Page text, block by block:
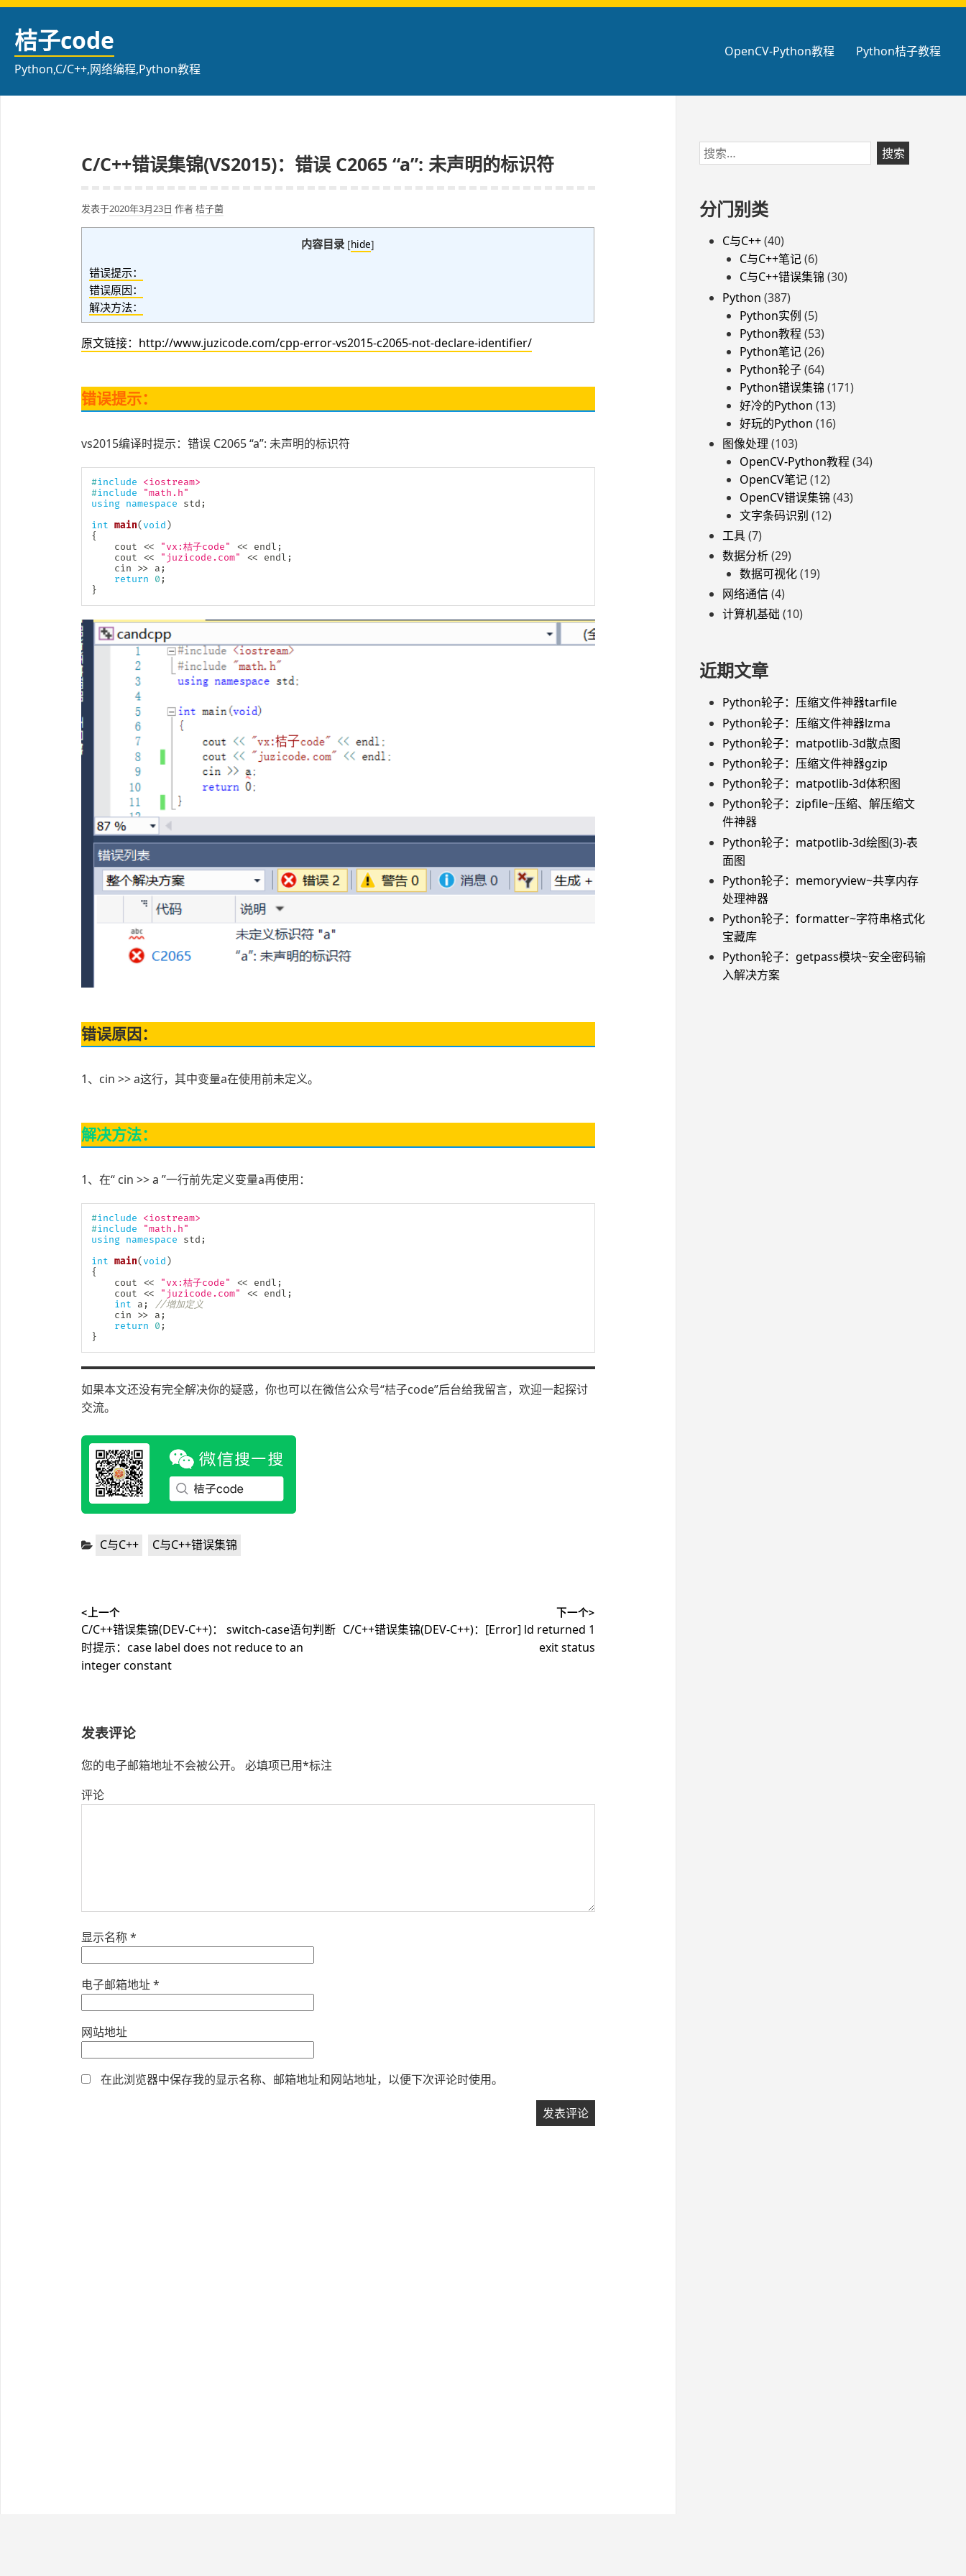
跳
桔子code
Python,C/C++,网络编程,Python教程
OpenCV-Python教程 Python桔子教程
C/C++错误集锦(VS2015)：错误 C2065 “a”: 未声明的标识符
发表于2020年3月23日 作者桔子菌
内容目录 [hide]
错误提示：
错误原因：
解决方法：
原文链接：http://www.juzicode.com/cpp-error-vs2015-c2065-not-declare-identifier/
错误提示：
vs2015编译时提示：错误 C2065 “a”: 未声明的标识符
#include
<iostream>
#include
"math.h"
using namespace std ;
int main( void )
{
	cout
<< "vx:桔子code" << endl ;
	cout
<< "juzicode.com" << endl ;
	cin
>> a ;
return
0 ;
}
错误原因：
1、cin >> a这行，其中变量a在使用前未定义。
解决方法：
1、在“ cin >> a ”一行前先定义变量a再使用：
#include
<iostream>
#include
"math.h"
using namespace std ;
int main( void )
{
	cout
<< "vx:桔子code" << endl ;
	cout
<< "juzicode.com" << endl ;
int a ;
//增加定义
	cin
>> a ;
return
0 ;
}
如果本文还没有完全解决你的疑惑，你也可以在微信公众号“桔子code”后台给我留言，欢迎一起探讨
交流。
分
C与C++ C与C++错误集锦
章
导
航
<上一个
上
篇
文
C/C++错误集锦(DEV-C++)： switch-case语句判断
时提示：case label does not reduce to an
integer constant
下一个>
下
C/C++错误集锦(DEV-C++)：[Error] ld returned 1
exit status
发表评论
您的电子邮箱地址不会被公开。 必填项已用*标注
评论
显示名称*
电子邮箱地址*
网站地址
在此浏览器中保存我的显示名称、邮箱地址和网站地址，以便下次评论时使用。
跳
至
脚
搜
索：
分门别类
C与C++(40)
C与C++笔记(6)
C与C++错误集锦 (30)
Python (387)
Python实例 (5)
Python教程 (53)
Python笔记(26)
Python轮子(64)
Python错误集锦 (171)
好冷的Python (13)
好玩的Python (16)
图像处理 (103)
OpenCV-Python教程 (34)
OpenCV笔记(12)
OpenCV错误集锦 (43)
文字条码识别 (12)
工具(7)
数据分析(29)
数据可视化(19)
网络通信(4)
计算机基础 (10)
近期文章
Python轮子：压缩文件神器tarfile
Python轮子：压缩文件神器lzma
Python轮子：matpotlib-3d散点图
Python轮子：压缩文件神器gzip
Python轮子：matpotlib-3d体积图
Python轮子：zipfile~压缩、解压缩文
件神器
Python轮子：matpotlib-3d绘图(3)-表
面图
Python轮子：memoryview~共享内存
处理神器
Python轮子：formatter~字符串格式化
宝藏库
Python轮子：getpass模块~安全密码输
入解决方案